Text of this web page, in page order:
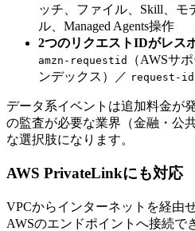
ッチ、ファイル、Skill、モ
ル、Managed Agents操作
2つのリクエストIDがレス
amzn-requestid
（AWSサ
ンデックス）／ request-id
データ系イベントは追加料金が
の監査が必要な業界（金融・公
な選択肢になります。
AWS PrivateLinkにも対応
VPCからインターネットを経由
AWSのエンドポイントへ接続で